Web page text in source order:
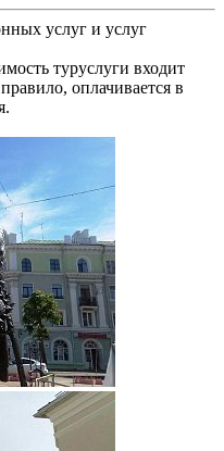
услуг и услуг
туруслуги входит
оплачивается в